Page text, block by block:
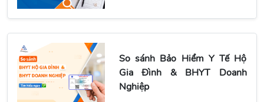
So sánh Bảo Hiểm Y Tế Hộ
Gia Đình & BHYT Doanh
Nghiệp